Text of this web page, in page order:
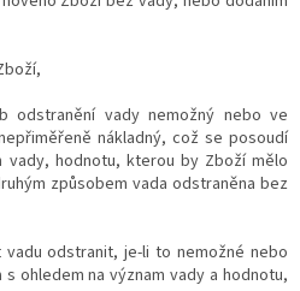
odstranění vady nemožný nebo ve
nákladný, což se posoudí
vady, hodnotu, kterou by Zboží mělo
způsobem vada odstraněna bez
odstranit, je-li to nemožné nebo
ohledem na význam vady a hodnotu,